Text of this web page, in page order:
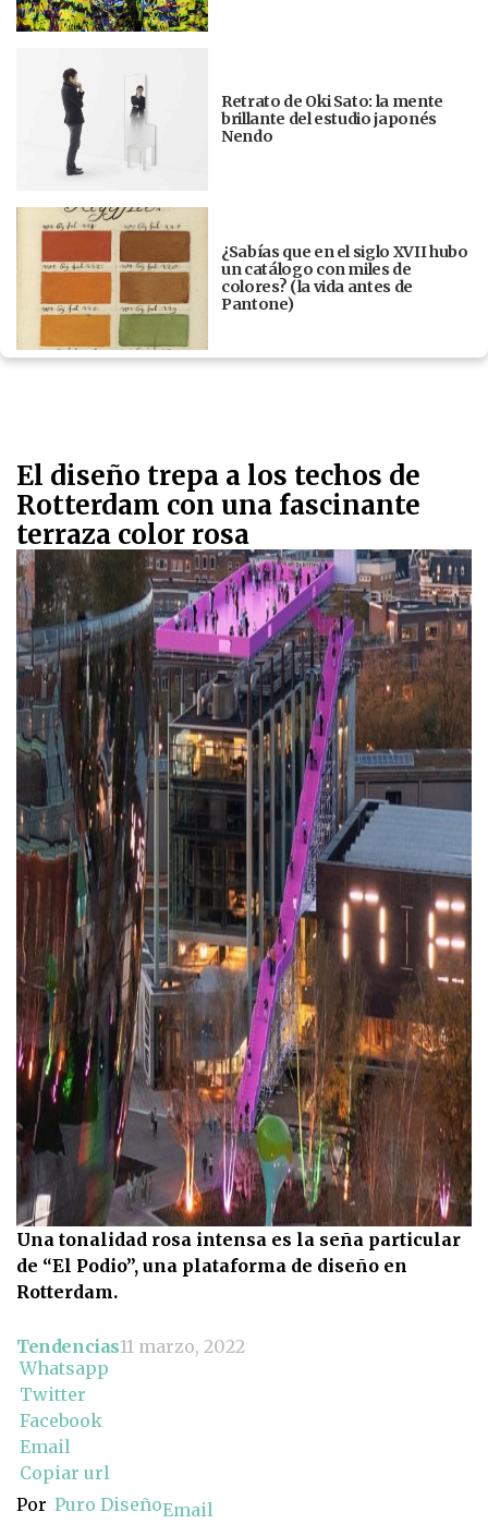
Retrato de Oki Sato: la mente
brillante del estudio japonés
Nendo
¿Sabías que en el siglo XVII hubo
un catálogo con miles de
colores? (la vida antes de
Pantone)
El diseño trepa a los techos de
Rotterdam con una fascinante
terraza color rosa
Una tonalidad rosa intensa es la seña particular
de “El Podio”, una plataforma de diseño en
Rotterdam.
Tendencias11 marzo, 2022
Whatsapp
Twitter
Facebook
Email
Copiar url
Por Puro DiseñoEmail